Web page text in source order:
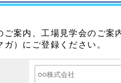
案内、工場見学会のご案
）にご登録ください。